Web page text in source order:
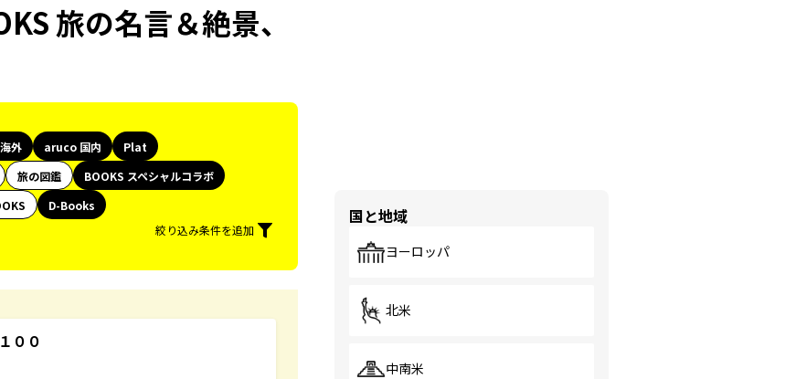
旅の名言＆絶景、
外 aruco 国内
Plat
旅の図鑑
BOOKS スペシャルコラボ
D-Books
絞り込み条件を追加
００
国と地域
ヨーロッパ
北米
中南米